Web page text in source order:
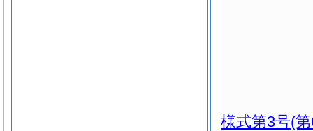
様式第3号(